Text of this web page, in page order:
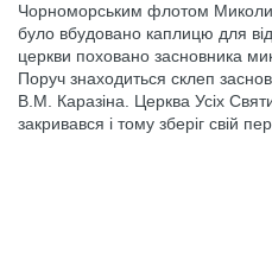
Чорноморським флотом
було вбудовано каплицю для
церкви поховано засновника
Поруч знаходиться склеп
В.М. Каразіна. Церква Усіх
закривався і тому зберіг свій